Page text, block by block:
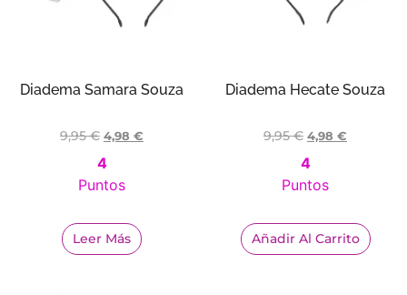
Diadema Samara Souza
9,95€ 4,98 €
4
Puntos
Leer Más
Diadema Hecate Souza
9,95€ 4,98 €
4
Puntos
Añadir Al Carrito